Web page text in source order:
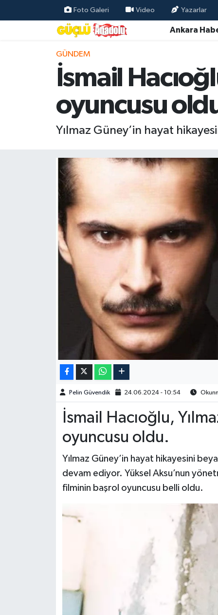
Foto Galeri Video Yazarlar
Ankara
GÜNDEM
İsmail
oyuncusu
Yılmaz Güney’in hayat
Pelin Güvendik 24.06.2024 - 10:54
İsmail Hacıoğlu,
oyuncusu oldu.
Yılmaz Güney’in hayat hikayesini
devam ediyor. Yüksel Aksu’nun
filminin başrol oyuncusu belli oldu.
Özel Haber
Ankara Haberleri
Resmi İlanlar
Ekonomi
Gündem
Magazin
Burç Yorumları
Kültür Sanat